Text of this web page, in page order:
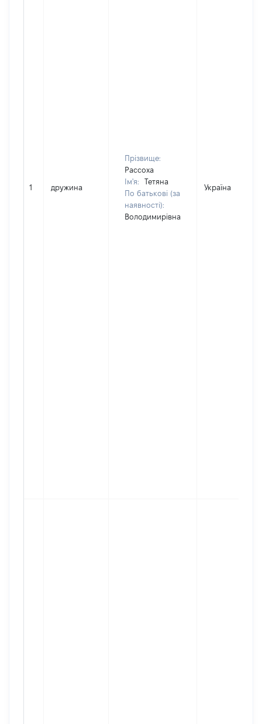
1 дружина
Прізвище:
Рассоха
Ім'я:
Тетяна
По батькові (за
наявності):
Володимирівна
Україна